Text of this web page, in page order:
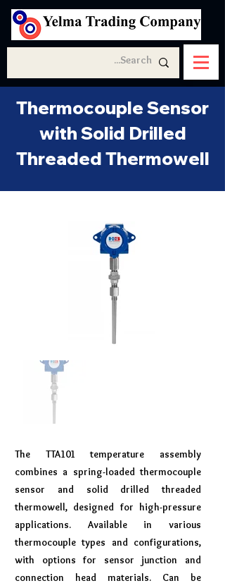
Thermocouple Sensor
with Solid Drilled
Threaded Thermowell
The TTA101 temperature assembly
combines a spring-loaded thermocouple
sensor and solid drilled threaded
thermowell, designed for high-pressure
applications. Available in various
thermocouple types and configurations,
with options for sensor junction and
connection head materials. Can be